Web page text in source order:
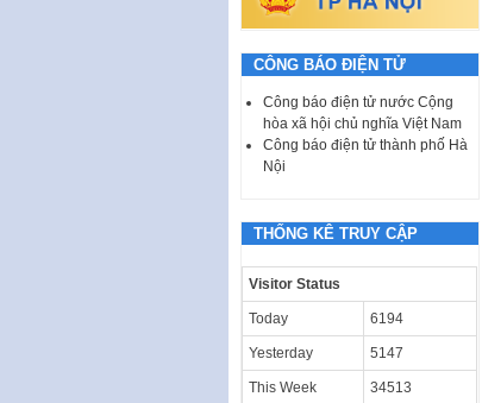
CÔNG BÁO ĐIỆN TỬ
Công báo điện tử nước Cộng
hòa xã hội chủ nghĩa Việt Nam
Công báo điện tử thành phố Hà
Nội
THỐNG KÊ TRUY CẬP
Visitor Status
Today 6194
Yesterday 5147
This Week 34513